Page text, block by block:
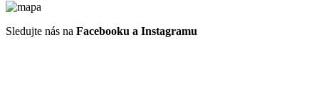
Sledujte nás na Facebooku a Instagramu